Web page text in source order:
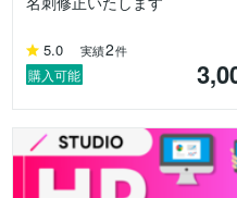
情報を載せるだけの名刺ではあ
載せる言わば【自己紹介パンフ
5.0 実績2件
購入可能